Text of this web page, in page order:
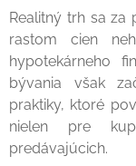
Realitný trh sa za
rastom cien
hypotekárneho
bývania však
praktiky, ktoré
nielen pre
predávajúcich.